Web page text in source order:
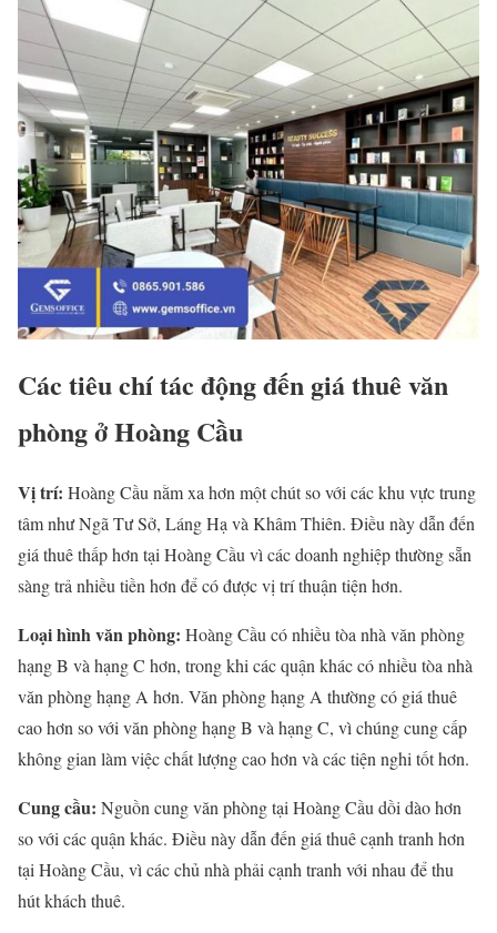
Các tiêu chí tác động đến giá thuê văn
phòng ở Hoàng Cầu
Vị trí: Hoàng Cầu nằm xa hơn một chút so với các khu vực trung
tâm như Ngã Tư Sở, Láng Hạ và Khâm Thiên. Điều này dẫn đến
giá thuê thấp hơn tại Hoàng Cầu vì các doanh nghiệp thường sẵn
sàng trả nhiều tiền hơn để có được vị trí thuận tiện hơn.
Loại hình văn phòng: Hoàng Cầu có nhiều tòa nhà văn phòng
hạng B và hạng C hơn, trong khi các quận khác có nhiều tòa nhà
văn phòng hạng A hơn. Văn phòng hạng A thường có giá thuê
cao hơn so với văn phòng hạng B và hạng C, vì chúng cung cấp
không gian làm việc chất lượng cao hơn và các tiện nghi tốt hơn.
Cung cầu: Nguồn cung văn phòng tại Hoàng Cầu dồi dào hơn
so với các quận khác. Điều này dẫn đến giá thuê cạnh tranh hơn
tại Hoàng Cầu, vì các chủ nhà phải cạnh tranh với nhau để thu
hút khách thuê.